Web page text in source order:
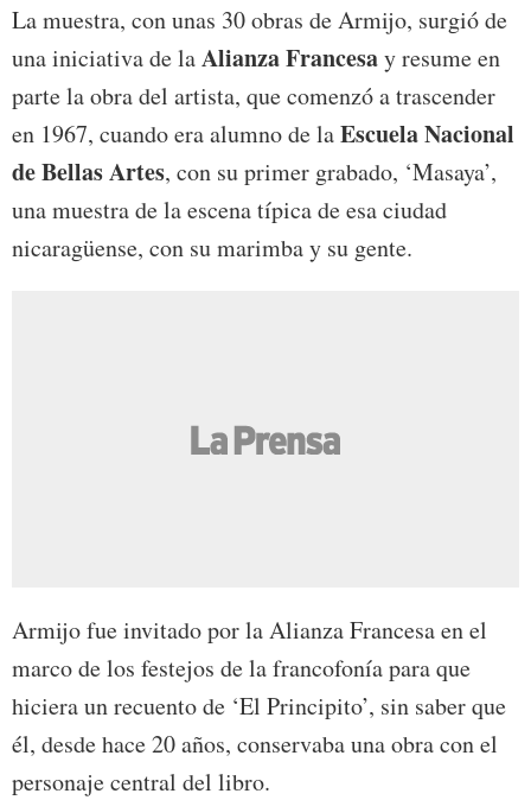
La muestra, con unas 30 obras de Armijo, surgió de
una iniciativa de laAlianza Francesay resume en
parte la obra del artista, que comenzó a trascender
en 1967, cuando era alumno de laEscuela Nacional
de Bellas Artes, con su primer grabado, ‘Masaya’,
una muestra de la escena típica de esa ciudad
nicaragüense, con su marimba y su gente.
Armijo fue invitado por la Alianza Francesa en el
marco de los festejos de la francofonía para que
hiciera un recuento de ‘El Principito’, sin saber que
él, desde hace 20 años, conservaba una obra con el
personaje central del libro.